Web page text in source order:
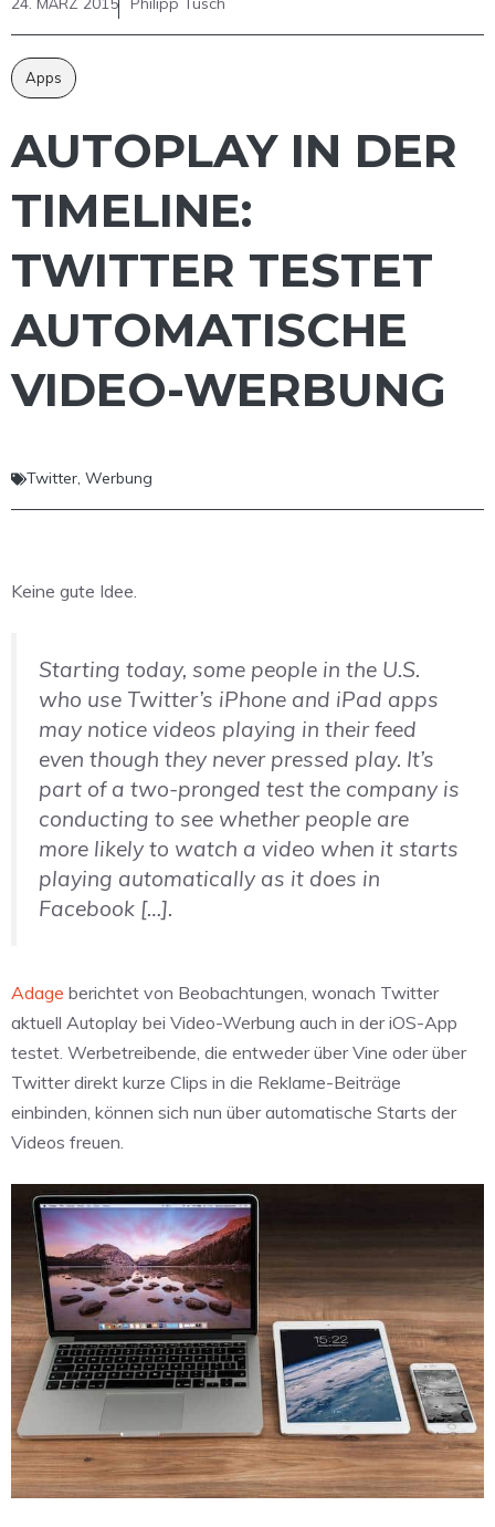
Apps
AUTOPLAY IN DER
TIMELINE:
TWITTER TESTET
AUTOMATISCHE
VIDEO-WERBUNG
Twitter, Werbung
Keine gute Idee.
Starting today, some people in the U.S.
who use Twitter’s iPhone and iPad apps
may notice videos playing in their feed
even though they never pressed play. It’s
part of a two-pronged test the company is
conducting to see whether people are
more likely to watch a video when it starts
playing automatically as it does in
Facebook […].
Adage berichtet von Beobachtungen, wonach Twitter
aktuell Autoplay bei Video-Werbung auch in der iOS-App
testet. Werbetreibende, die entweder über Vine oder über
Twitter direkt kurze Clips in die Reklame-Beiträge
einbinden, können sich nun über automatische Starts der
Videos freuen.